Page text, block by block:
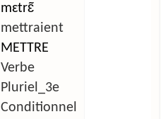
mɛtrɛ̃
mettraient
METTRE
Verbe
Pluriel_3e
Conditionnel